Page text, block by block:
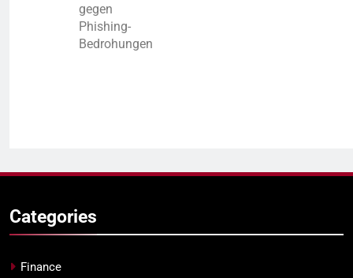
gegen
Phishing-
Bedrohungen
Categories
Finance